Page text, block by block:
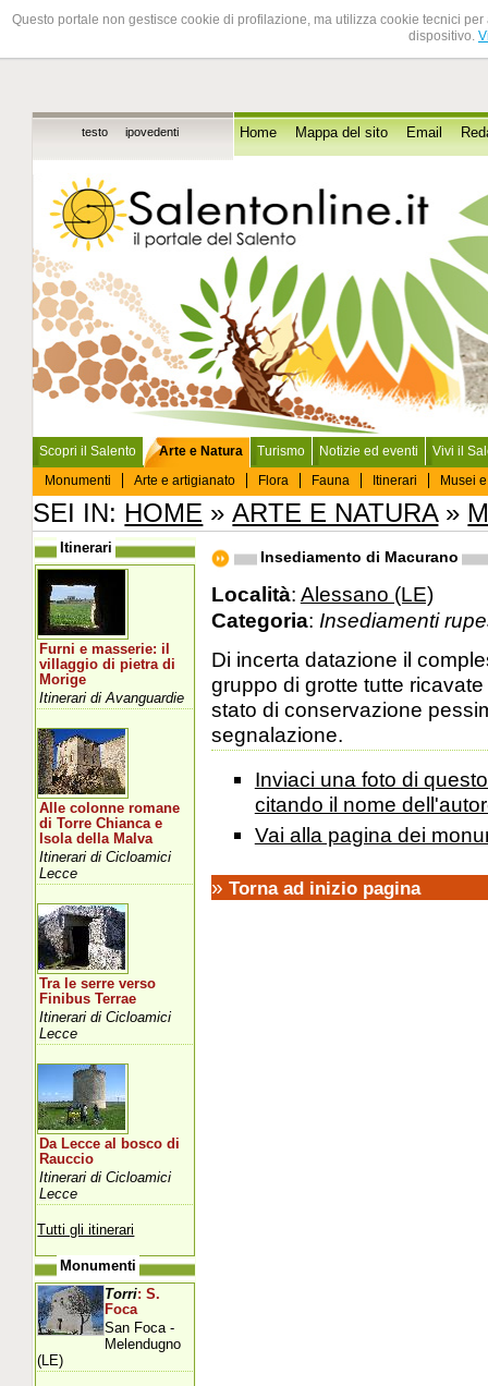
Questo portale non gestisce cookie di profilazione, ma utilizza cookie tecnici
dispositivo.
testo ipovedenti Home Mappa del sito Email
Scopri il Salento
Arte e Natura
Monumenti
Arte e artigianato Flora Fauna Itinerari Musei
Turismo Notizie ed eventi Vivi il
SEI IN: HOME »ARTE E NATURA»
Insediamento di Macurano
Località: Alessano (LE)
Categoria: Insediamenti
Di incerta datazione il
gruppo di grotte tutte
stato di conservazione
segnalazione.
Inviaci una foto di
citando il nome
Vai alla pagina dei
» Torna ad inizio pagina
Itinerari
Furni e masserie: il
villaggio di pietra di
Morige
Itinerari di Avanguardie
Alle colonne romane
di Torre Chianca e
Isola della Malva
Itinerari di Cicloamici
Lecce
Tra le serre verso
Finibus Terrae
Itinerari di Cicloamici
Lecce
Da Lecce al bosco di
Rauccio
Itinerari di Cicloamici
Lecce
Tutti gli itinerari
Monumenti
Torri: S.
Foca
San Foca -
Melendugno
(LE)